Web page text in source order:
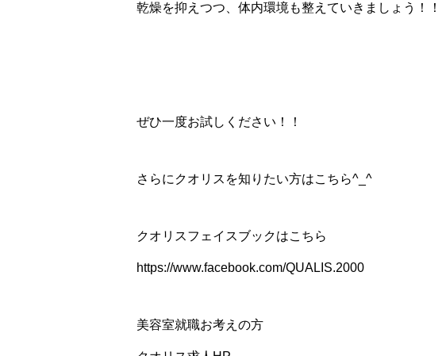
乾燥を抑えつつ、体内環境も整えていきましょう！！
ぜひ一度お試しください！！
さらにクオリスを知りたい方はこちら^_^
クオリスフェイスブックはこちら
https://www.facebook.com/QUALIS.2000
美容室就職お考えの方